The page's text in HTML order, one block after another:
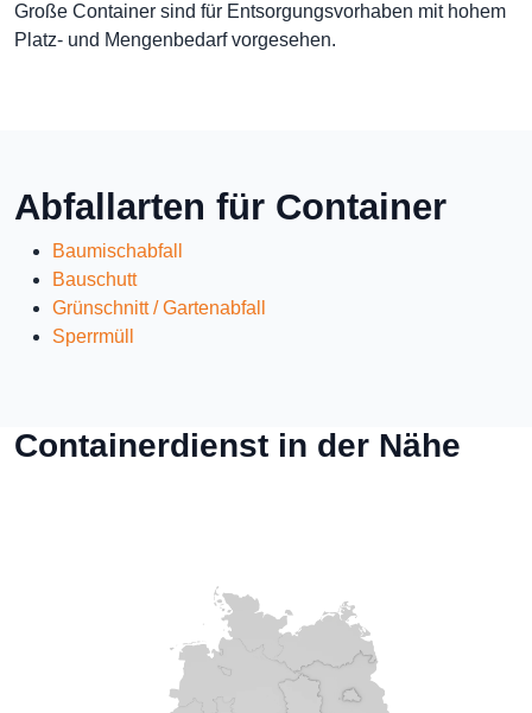
Große Container sind für Entsorgungsvorhaben mit hohem
Platz- und Mengenbedarf vorgesehen.
Abfallarten für Container
Baumischabfall
Bauschutt
Grünschnitt / Gartenabfall
Sperrmüll
Containerdienst in der Nähe